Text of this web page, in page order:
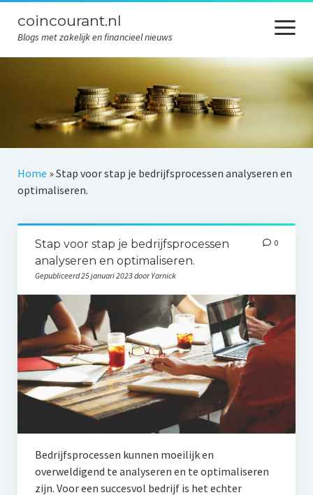
coincourant.nl
Blogs met zakelijk en financieel nieuws
menu
openen
Marketing
Werk
Contact
Privacybeleid
Home »Stap voor stap je bedrijfsprocessen analyseren en
optimaliseren.
Stap voor stap je bedrijfsprocessen
analyseren en optimaliseren.
Gepubliceerd 25 januari 2023 door Yarnick
0
Bedrijfsprocessen kunnen moeilijk en
overweldigend te analyseren en te optimaliseren
zijn. Voor een succesvol bedrijf is het echter